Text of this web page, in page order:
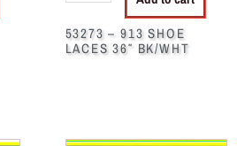
53273 – 913 SHOE
LACES 36″ BK/WHT